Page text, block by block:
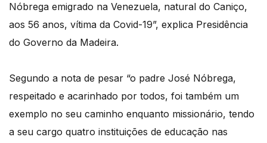
Nóbrega emigrado na Venezuela, natural do Caniço,
aos 56 anos, vítima da Covid-19”, explica Presidência
do Governo da Madeira.
Segundo a nota de pesar “o padre José Nóbrega,
respeitado e acarinhado por todos, foi também um
exemplo no seu caminho enquanto missionário, tendo
a seu cargo quatro instituições de educação nas